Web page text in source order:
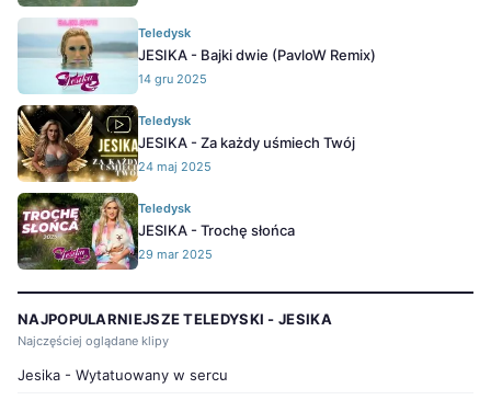
Teledysk
JESIKA - Bajki dwie (PavloW Remix)
14 gru 2025
Teledysk
JESIKA - Za każdy uśmiech Twój
24 maj 2025
Teledysk
JESIKA - Trochę słońca
29 mar 2025
NAJPOPULARNIEJSZE TELEDYSKI - JESIKA
Najczęściej oglądane klipy
Jesika - Wytatuowany w sercu